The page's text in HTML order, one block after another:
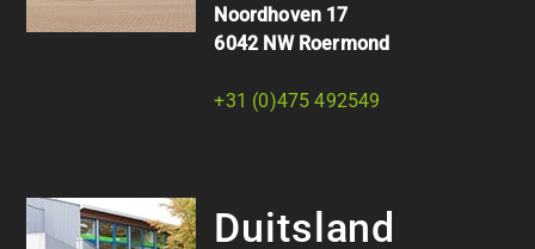
Noordhoven 17
6042 NW Roermond
+31 (0)475 492549
Duitsland